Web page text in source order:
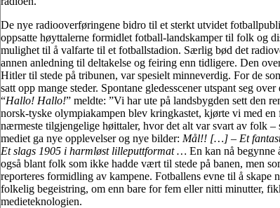
De nye radiooverføringene bidro til et sterkt utvidet
oppsatte høyttalerne formidlet fotball-landskamper til folk og
mulighet til å valfarte til et fotballstadion. Særlig bød det
annen anledning til deltakelse og feiring enn tidligere. Den
Hitler til stede på tribunen, var spesielt minneverdig. For de
satt opp mange steder. Spontane gledesscener utspant seg
“Hallo! Hallo!” meldte: ”Vi har ute på landsbygden sett den
norsk-tyske olympiakampen blev kringkastet, kjørte vi med
nærmeste tilgjengelige høittaler, hvor det alt var svart av folk –
mediet ga nye opplevelser og nye bilder: Mål!! […] – Et
Et slags 1905 i harmløst lilleputtformat … En kan nå begynne
også blant folk som ikke hadde vært til stede på banen, men
reporteres formidling av kampene. Fotballens evne til å skape
folkelig begeistring, om enn bare for fem eller nitti minutter,
medieteknologien.